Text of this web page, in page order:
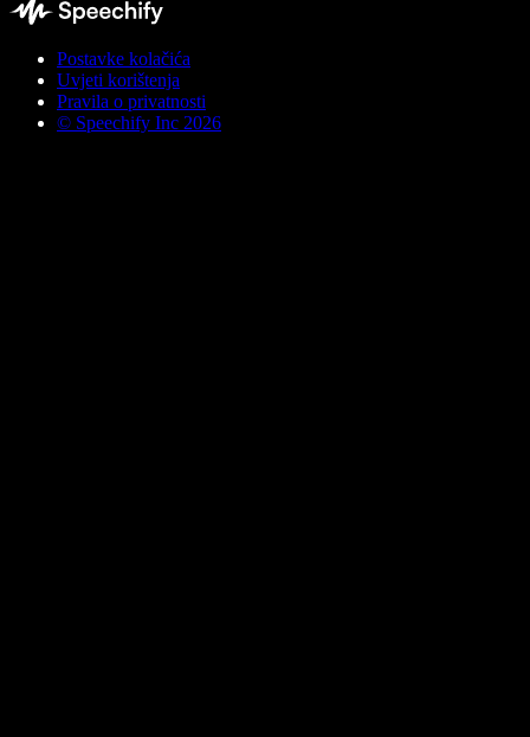
Postavke kolačića
Uvjeti korištenja
Pravila o privatnosti
© Speechify Inc 2026